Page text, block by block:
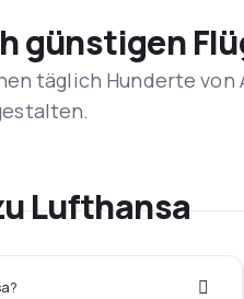
günstigen
täglich Hunderte von
Lufthansa